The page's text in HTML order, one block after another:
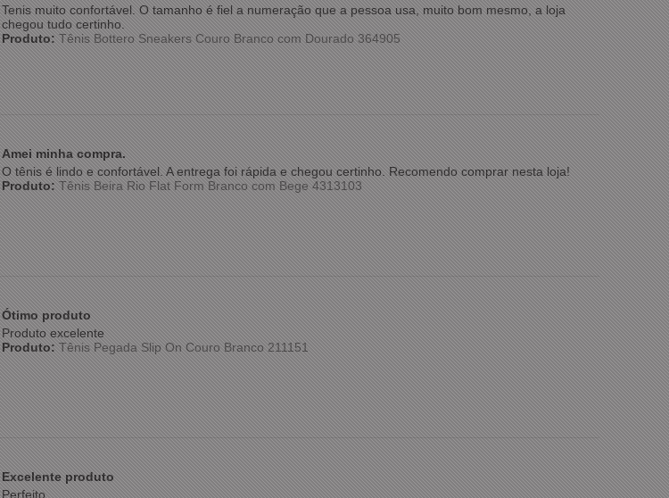
Tenis muito confortável. O tamanho é fiel a numeração que a pessoa usa, muito bom mesmo, a loja
chegou tudo certinho.
Produto:Tênis Bottero Sneakers Couro Branco com Dourado 364905
Amei minha compra.
O tênis é lindo e confortável. A entrega foi rápida e chegou certinho. Recomendo comprar nesta loja!
Produto:Tênis Beira Rio Flat Form Branco com Bege 4313103
Ótimo produto
Produto excelente
Produto:Tênis Pegada Slip On Couro Branco 211151
Excelente produto
Perfeito